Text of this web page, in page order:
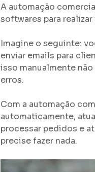
A automação
softwares para
Imagine o seguinte:
enviar emails para
isso manualmente
erros.
Com a automação
automaticamente,
processar pedidos e
precise fazer nada.